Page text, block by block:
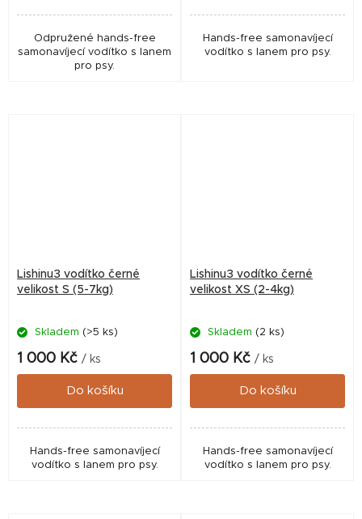
Odpružené hands-free
samonavíjecí vodítko s lanem
pro psy.
Hands-free samonavíjecí
vodítko s lanem pro psy.
Lishinu3 vodítko černé
velikost S (5-7kg)
Skladem (>5 ks)
1 000 Kč / ks
Do košíku
Hands-free samonavíjecí
vodítko s lanem pro psy.
Lishinu3 vodítko černé
velikost XS (2-4kg)
Skladem (2 ks)
1 000 Kč / ks
Do košíku
Hands-free samonavíjecí
vodítko s lanem pro psy.